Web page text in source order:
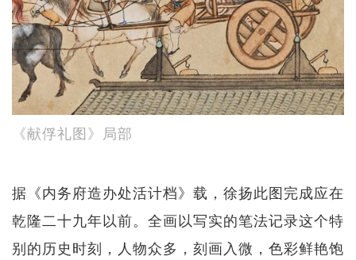
《献俘礼图》局部
据《内务府造办处活计档》载，徐扬此图完成应在
乾隆二十九年以前。全画以写实的笔法记录这个特
别的历史时刻，人物众多，刻画入微，色彩鲜艳饱